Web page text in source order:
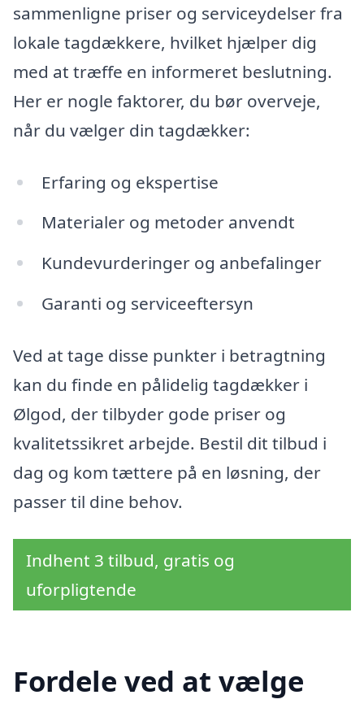
sammenligne priser og serviceydelser fra
lokale tagdækkere, hvilket hjælper dig
med at træffe en informeret beslutning.
Her er nogle faktorer, du bør overveje,
når du vælger din tagdækker:
Erfaring og ekspertise
Materialer og metoder anvendt
Kundevurderinger og anbefalinger
Garanti og serviceeftersyn
Ved at tage disse punkter i betragtning
kan du finde en pålidelig tagdækker i
Ølgod, der tilbyder gode priser og
kvalitetssikret arbejde. Bestil dit tilbud i
dag og kom tættere på en løsning, der
passer til dine behov.
Indhent 3 tilbud, gratis og
uforpligtende
Fordele ved at vælge